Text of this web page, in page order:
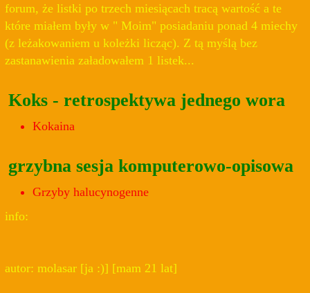
forum, że listki po trzech miesiącach tracą wartość a te
które miałem były w " Moim" posiadaniu ponad 4 miechy
(z leżakowaniem u koleżki licząc). Z tą myślą bez
zastanawienia załadowałem 1 listek...
Koks - retrospektywa jednego wora
Kokaina
grzybna sesja komputerowo-opisowa
Grzyby halucynogenne
info:
autor: molasar [ja :)] [mam 21 lat]